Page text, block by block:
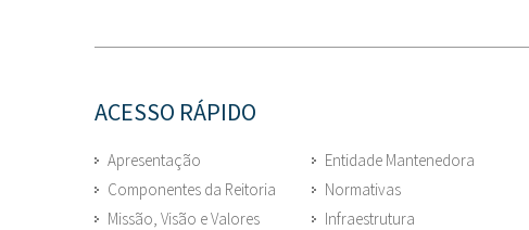
ACESSO RÁPIDO
Apresentação
Componentes da Reitoria
Missão, Visão e Valores
Entidade Mantenedora
Normativas
Infraestrutura